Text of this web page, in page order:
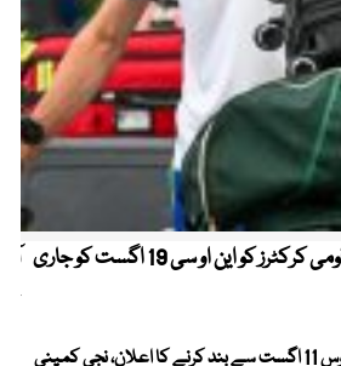
کیریبین پریمیئر لیگ ، قومی کرکٹرز کو این او سی 19 اگست کو جاری
میٹرو بس سروس 11 اگست سے بند کرنے کا اعلان، نجی کمپنی